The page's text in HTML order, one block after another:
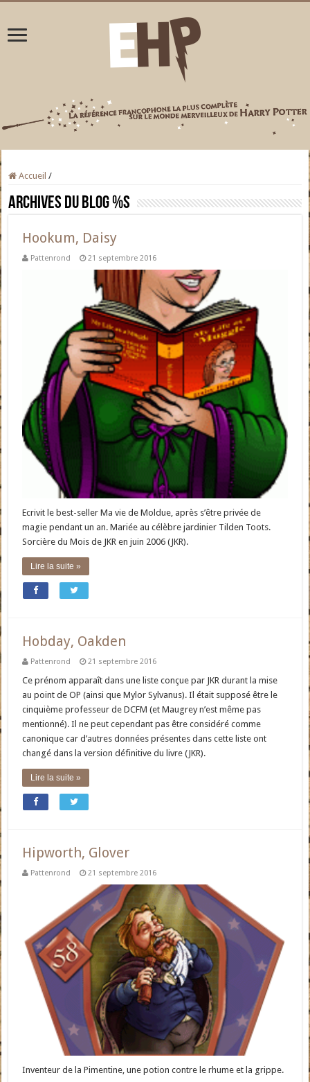
Accueil /
Archives du blog%s
Hookum, Daisy
Pattenrond 21 septembre 2016
Ecrivit le best-seller Ma vie de Moldue, après s’être privée de
magie pendant un an. Mariée au célèbre jardinier Tilden Toots.
Sorcière du Mois de JKR en juin 2006 (JKR).
Lire la suite »
Hobday, Oakden
Pattenrond 21 septembre 2016
Ce prénom apparaît dans une liste conçue par JKR durant la mise
au point de OP (ainsi que Mylor Sylvanus). Il était supposé être le
cinquième professeur de DCFM (et Maugrey n’est même pas
mentionné). Il ne peut cependant pas être considéré comme
canonique car d’autres données présentes dans cette liste ont
changé dans la version définitive du livre (JKR).
Lire la suite »
Hipworth, Glover
Pattenrond 21 septembre 2016
Inventeur de la Pimentine, une potion contre le rhume et la grippe.